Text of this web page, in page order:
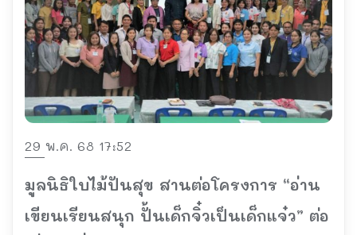
29 พ.ค. 68 17:52
มูลนิธิใบไม้ปันสุข สานต่อโครงการ “อ่าน
เขียนเรียนสนุก ปั้นเด็กจิ๋วเป็นเด็กแจ๋ว” ต่อ